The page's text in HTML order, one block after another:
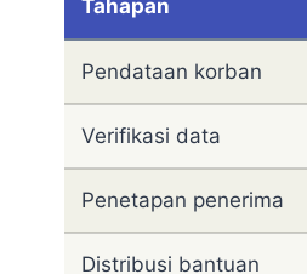
Tahapan
Pendataan korban
Verifikasi data
Penetapan penerima
Distribusi bantuan